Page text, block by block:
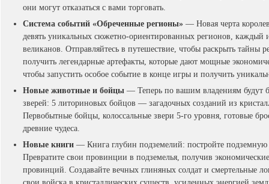
они могут отказаться с вами торговать.
Система событий «Обреченные регионы» — Новая черта
девять уникальных сюжетно-ориентированных регионов, каждый
великанов. Отправляйтесь в путешествие, чтобы раскрыть тайны
получить легендарные артефакты, которые дают мощные
чтобы запустить особое событие в конце игры и получить
Новые животные и бойцы — Теперь по вашим владениям будут
зверей: 5 литориновых бойцов — загадочных созданий из
Первобытные бойцы, колоссальные звери 5-го уровня, готовые
древние чудеса.
Новые книги — Книга глубин подземелий: постройте
Превратите свои провинции в подземелья, получив
провинций. Создавайте вечных глиняных солдат и смертельные